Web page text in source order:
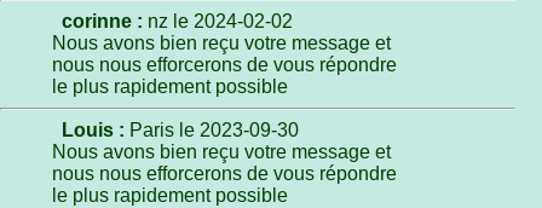
corinne : nz le 2024-02-02
Nous avons bien reçu votre message et
nous nous efforcerons de vous répondre
le plus rapidement possible
Louis : Paris le 2023-09-30
Nous avons bien reçu votre message et
nous nous efforcerons de vous répondre
le plus rapidement possible